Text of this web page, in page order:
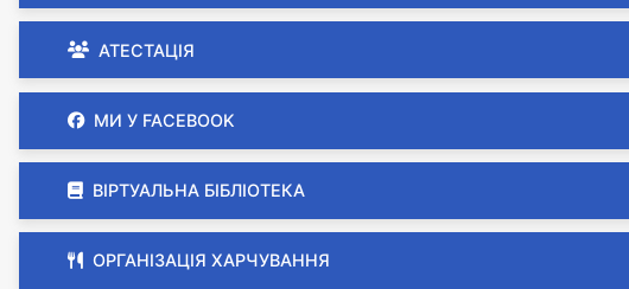
АТЕСТАЦІЯ
МИ У FACEBOOK
ВІРТУАЛЬНА БІБЛІОТЕКА
ОРГАНІЗАЦІЯ ХАРЧУВАННЯ